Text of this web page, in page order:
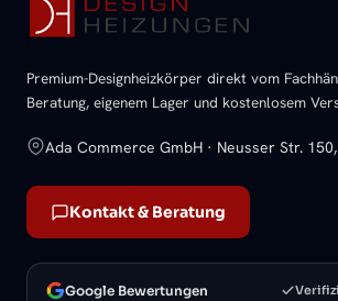
Premium-Designheizkörper direkt vom
Beratung, eigenem Lager und kostenlosem
Ada Commerce GmbH · Neusser Str.
Kontakt & Beratung
Google Bewertungen